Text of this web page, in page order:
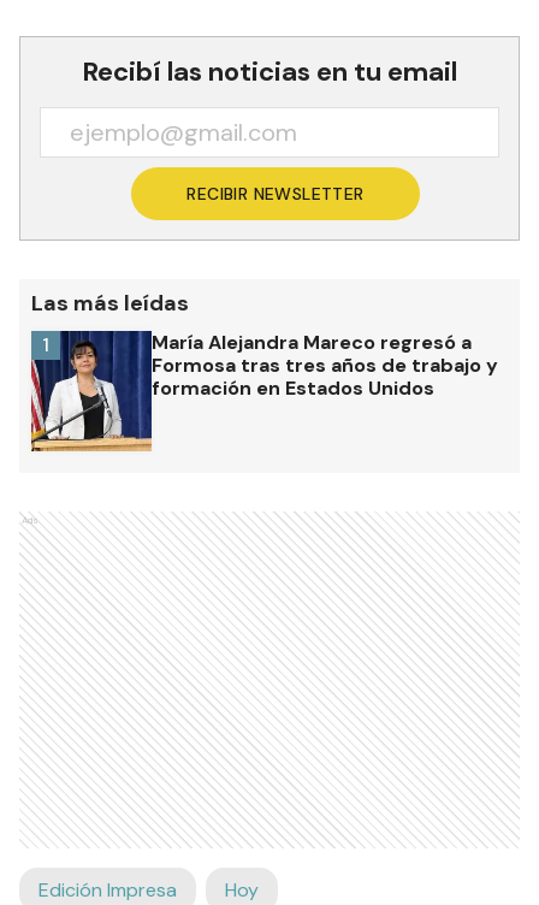
Recibí las noticias en tu email
RECIBIR NEWSLETTER
Las más leídas
María Alejandra Mareco regresó a
Formosa tras tres años de trabajo y
formación en Estados Unidos
1
Ads
Edición Impresa Hoy